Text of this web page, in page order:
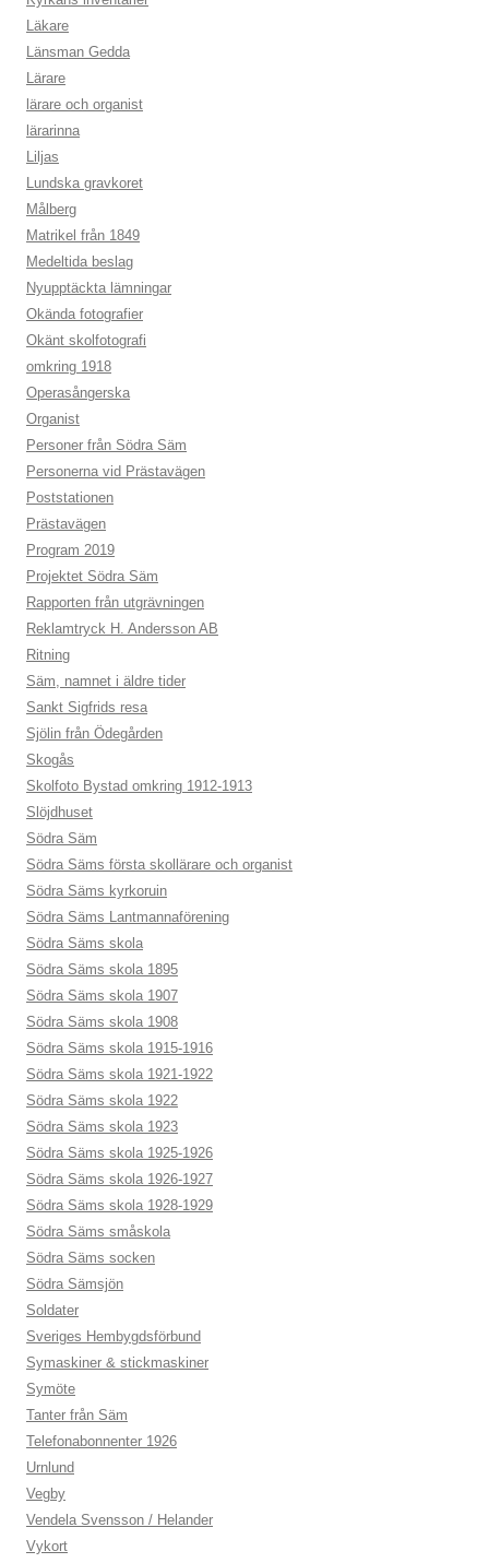
Läkare
Länsman Gedda
Lärare
lärare och organist
lärarinna
Liljas
Lundska gravkoret
Målberg
Matrikel från 1849
Medeltida beslag
Nyupptäckta lämningar
Okända fotografier
Okänt skolfotografi
omkring 1918
Operasångerska
Organist
Personer från Södra Säm
Personerna vid Prästavägen
Poststationen
Prästavägen
Program 2019
Projektet Södra Säm
Rapporten från utgrävningen
Reklamtryck H. Andersson AB
Ritning
Säm, namnet i äldre tider
Sankt Sigfrids resa
Sjölin från Ödegården
Skogås
Skolfoto Bystad omkring 1912-1913
Slöjdhuset
Södra Säm
Södra Säms första skollärare och organist
Södra Säms kyrkoruin
Södra Säms Lantmannaförening
Södra Säms skola
Södra Säms skola 1895
Södra Säms skola 1907
Södra Säms skola 1908
Södra Säms skola 1915-1916
Södra Säms skola 1921-1922
Södra Säms skola 1922
Södra Säms skola 1923
Södra Säms skola 1925-1926
Södra Säms skola 1926-1927
Södra Säms skola 1928-1929
Södra Säms småskola
Södra Säms socken
Södra Sämsjön
Soldater
Sveriges Hembygdsförbund
Symaskiner & stickmaskiner
Symöte
Tanter från Säm
Telefonabonnenter 1926
Urnlund
Vegby
Vendela Svensson / Helander
Vykort